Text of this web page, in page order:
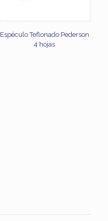
Espéculo Teflonado Pederson
4 hojas